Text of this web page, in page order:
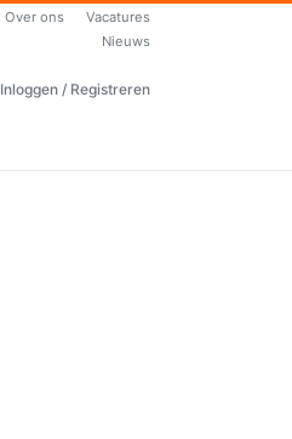
Over ons
Vacatures
Nieuws
Inloggen / Registreren